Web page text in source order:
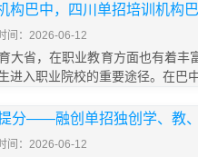
构巴中，四川单招培训机构
间：2026-06-12
大省，在职业教育方面也有着
进入职业院校的重要途径。在巴
分——融创单招独创学、教
间：2026-06-12